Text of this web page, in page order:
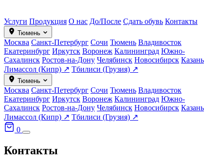
Услуги Продукция О нас До/После Сдать обувь Контакты
Тюмень
Москва Санкт-Петербург Сочи Тюмень Владивосток
Екатеринбург Иркутск Воронеж Калининград Южно-
Сахалинск Ростов-на-Дону Челябинск Новосибирск Казань
Лимассол (Кипр) ↗ Тбилиси (Грузия) ↗
Тюмень
Москва Санкт-Петербург Сочи Тюмень Владивосток
Екатеринбург Иркутск Воронеж Калининград Южно-
Сахалинск Ростов-на-Дону Челябинск Новосибирск Казань
Лимассол (Кипр) ↗ Тбилиси (Грузия) ↗
0
Контакты